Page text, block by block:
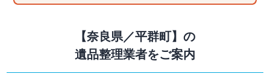
【奈良県／平群町】の
遺品整理業者をご案内